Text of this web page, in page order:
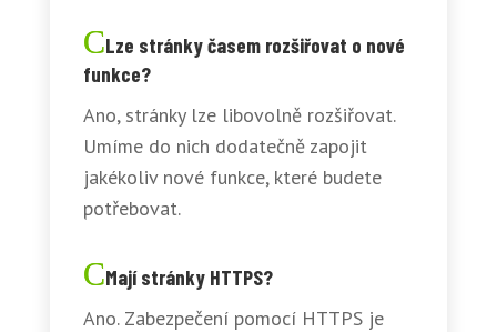
Lze stránky časem rozšiřovat o nové
funkce?
Ano, stránky lze libovolně rozšiřovat.
Umíme do nich dodatečně zapojit
jakékoliv nové funkce, které budete
potřebovat.
Mají stránky HTTPS?
Ano. Zabezpečení pomocí HTTPS je